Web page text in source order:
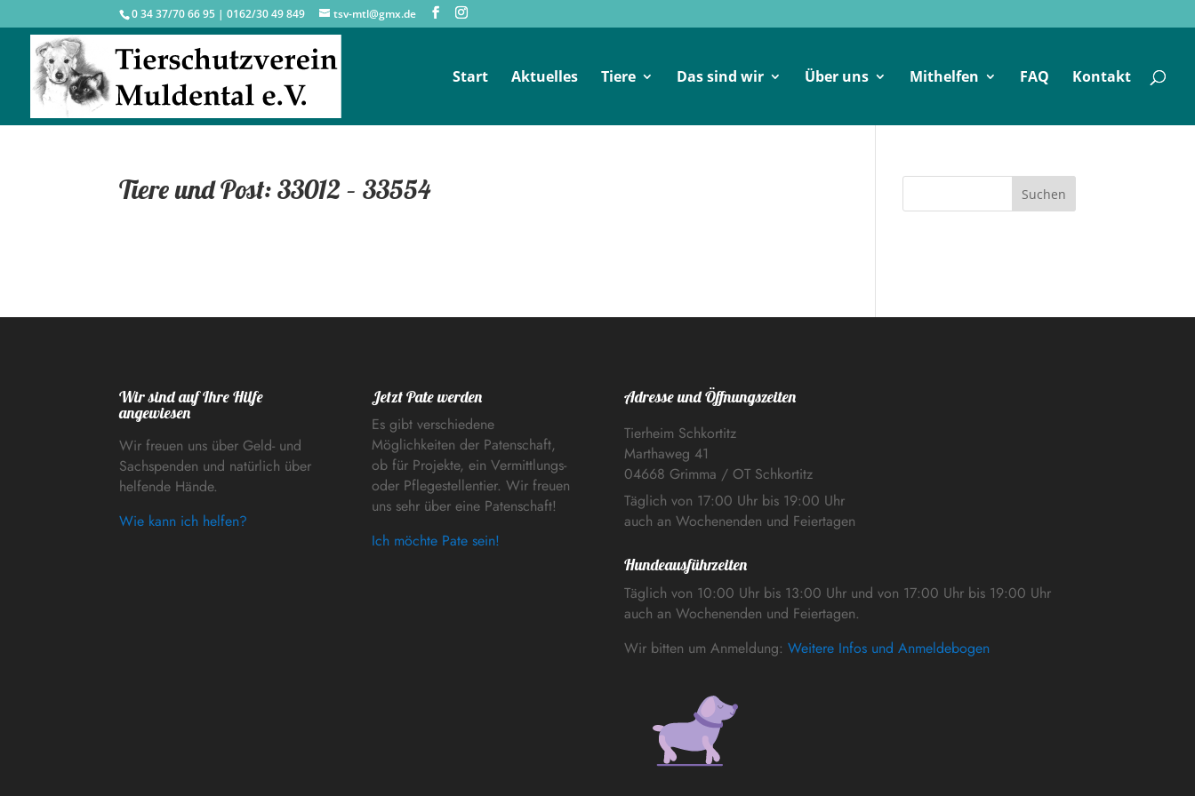
0 34 37/70 66 95 | 0162/30 49 849 tsv-mtl@gmx.de
Start Aktuelles Tiere Das sind wir Über uns Mithelfen FAQ Kontakt
Tiere und Post: 33012 – 33554 Suchen
Wir sind auf Ihre Hilfe
angewiesen
Wir freuen uns über Geld- und
Sachspenden und natürlich über
helfende Hände.
Wie kann ich helfen?
Jetzt Pate werden
Es gibt verschiedene
Möglichkeiten der Patenschaft,
ob für Projekte, ein Vermittlungs-
oder Pflegestellentier. Wir freuen
uns sehr über eine Patenschaft!
Ich möchte Pate sein!
Adresse und Öffnungszeiten
Tierheim Schkortitz
Marthaweg 41
04668 Grimma / OT Schkortitz
Täglich von 17:00 Uhr bis 19:00 Uhr
auch an Wochenenden und Feiertagen
Hundeausführzeiten
Täglich von 10:00 Uhr bis 13:00 Uhr und von 17:00 Uhr bis 19:00 Uhr
auch an Wochenenden und Feiertagen.
Wir bitten um Anmeldung: Weitere Infos und Anmeldebogen